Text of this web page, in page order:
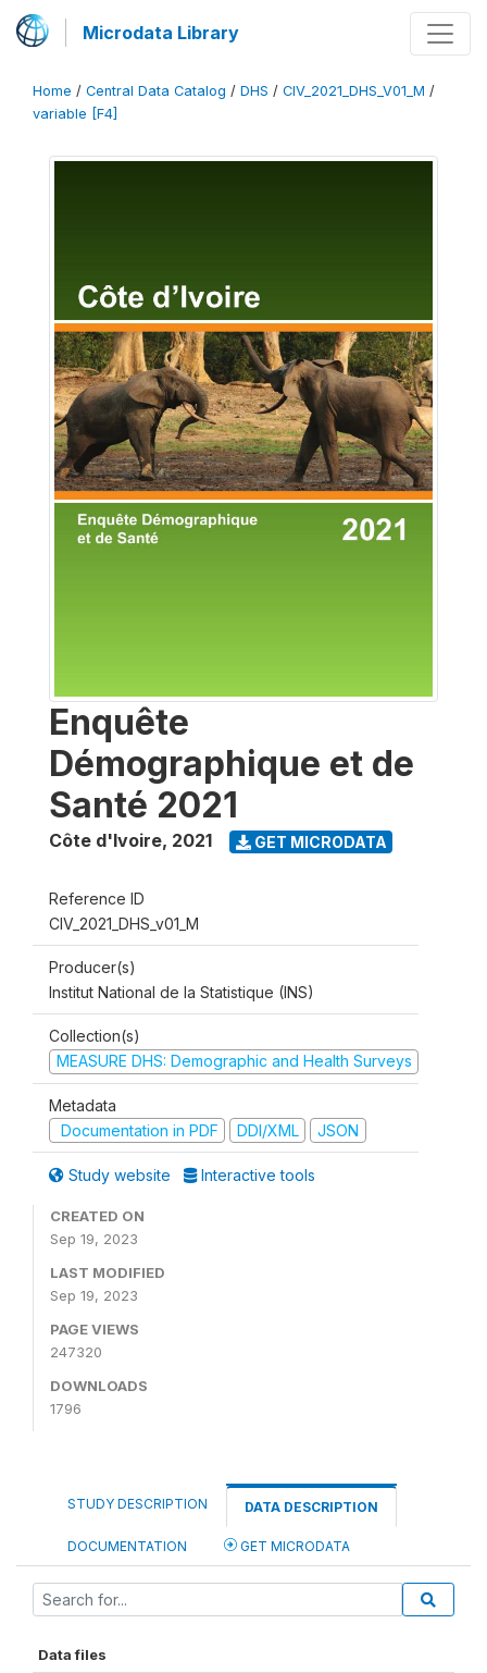
Microdata Library
Home / Central Data Catalog / DHS / CIV_2021_DHS_V01_M /
variable [F4]
Enquête
Démographique et de
Santé 2021
Côte d'Ivoire, 2021 GET MICRODATA
Reference ID
CIV_2021_DHS_v01_M
Producer(s)
Institut National de la Statistique (INS)
Collection(s)
MEASURE DHS: Demographic and Health Surveys
Metadata
Documentation in PDF
DDI/XML JSON
Study website Interactive tools
CREATED ON
Sep 19, 2023
LAST MODIFIED
Sep 19, 2023
PAGE VIEWS
247320
DOWNLOADS
1796
STUDY DESCRIPTION DATA DESCRIPTION
DOCUMENTATION GET MICRODATA
Data files